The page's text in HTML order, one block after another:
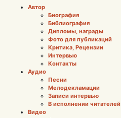
Автор
Биография
Библиография
Дипломы, награды
Фото для публикаций
Критика, Рецензии
Интервью
Контакты
Аудио
Песни
Мелодекламации
Записи интервью
В исполнении читателей
Видео